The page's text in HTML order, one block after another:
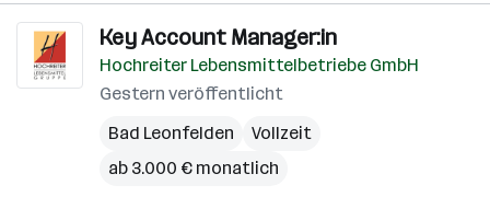
Key Account Manager:in
Hochreiter Lebensmittelbetriebe GmbH
Gestern veröffentlicht
Bad Leonfelden
Vollzeit
ab 3.000 € monatlich